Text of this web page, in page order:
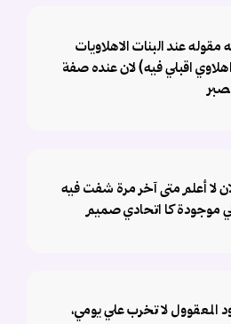
عند البنات الاهلاويات
اقبلي فيه) لان عنده صفة
لا أعلم متى آخر مرة شفت فيه
موجودة كا اتحادي صميم
المعقوول لا تخرب علي يومي،